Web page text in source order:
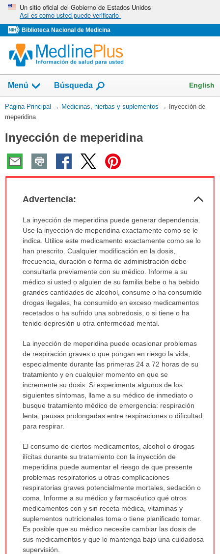
Omita
vaya
al
Contenido
Un sitio oficial del Gobierno de Estados Unidos
Así es como usted puede verificarlo
Biblioteca Nacional de Medicina
Menú
Mostrar
campo
de
Búsqueda English
Usted
está
Página Principal → Medicinas, hierbas y suplementos → Inyección de
meperidina
Inyección de meperidina
Advertencia:
Advertencia:
sido
extendido.
La inyección de meperidina puede generar dependencia.
Use la inyección de meperidina exactamente como se le
indica. Utilice este medicamento exactamente como se lo
han prescrito. Cualquier modificación en la dosis,
frecuencia, duración o forma de administración debe
consultarla previamente con su médico. Informe a su
médico si usted o alguien de su familia bebe o ha bebido
grandes cantidades de alcohol, consume o ha consumido
drogas ilegales, ha consumido en exceso medicamentos
recetados o ha sufrido una sobredosis, o si tiene o ha
tenido depresión u otra enfermedad mental.
La inyección de meperidina puede ocasionar problemas
de respiración graves o que pongan en riesgo la vida,
especialmente durante las primeras 24 a 72 horas de su
tratamiento y en cualquier momento en que se
incremente su dosis. Si experimenta algunos de los
siguientes síntomas, llame a su médico de inmediato o
busque tratamiento médico de emergencia: respiración
lenta, pausas prolongadas entre respiraciones o dificultad
para respirar.
El consumo de ciertos medicamentos, alcohol o drogas
ilícitas durante su tratamiento con la inyección de
meperidina puede aumentar el riesgo de que presente
problemas respiratorios u otras complicaciones
respiratorias graves potencialmente mortales, sedación o
coma. Informe a su médico y farmacéutico qué otros
medicamentos con y sin receta médica, vitaminas y
suplementos nutricionales toma o tiene planificado tomar.
Es posible que su médico necesite cambiar las dosis de
sus medicamentos y que lo mantenga bajo una cuidadosa
supervisión.